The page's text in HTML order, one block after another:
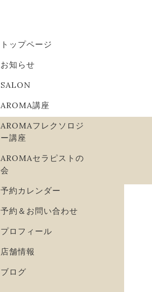
トップページ
お知らせ
SALON
AROMA講座
AROMAフレクソロジ
ー講座
AROMAセラピストの
会
予約カレンダー
予約＆お問い合わせ
プロフィール
店舗情報
ブログ